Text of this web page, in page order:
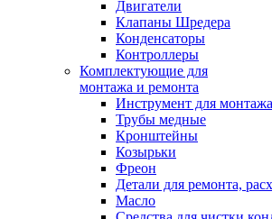
Двигатели
Клапаны Шредера
Конденсаторы
Контроллеры
Комплектующие для
монтажа и ремонта
Инструмент для монтажа
Трубы медные
Кронштейны
Козырьки
Фреон
Детали для ремонта,
Масло